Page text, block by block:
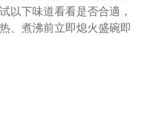
以下味道看看是否合適，
、煮沸前立即熄火盛碗即